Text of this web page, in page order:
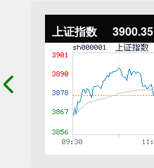
上证指数 3900.35